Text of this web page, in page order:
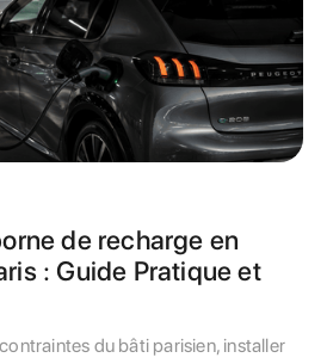
de recharge en
: Guide Pratique et
du bâti parisien, installer